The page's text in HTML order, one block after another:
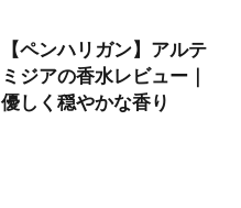
【ペンハリガン】アルテ
ミジアの香水レビュー｜
優しく穏やかな香り